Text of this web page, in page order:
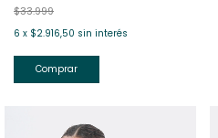
$33.999
6 x $2.916,50 sin interés
Comprar